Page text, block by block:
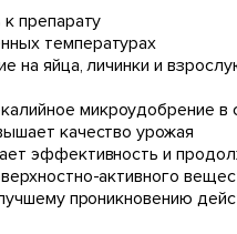
препарату
температурах
на яйца, личинки и
микроудобрение в
качество урожая
эффективность и
активного
проникновению